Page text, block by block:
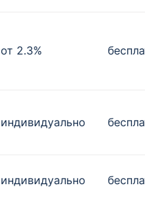
от 2.3%
индивидуально
индивидуально